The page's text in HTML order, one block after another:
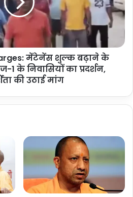
मेंटेनेंस शुल्क बढ़ाने के
1 के निवासियों का प्रदर्शन,
की उठाई मांग